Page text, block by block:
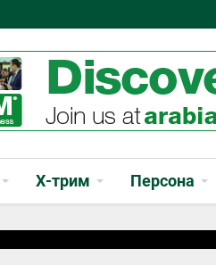
Х-трим Персона